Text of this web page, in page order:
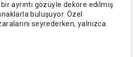
ayrıntı gözüyle dekore edilmiş
buluşuyor. Özel
seyrederken, yalnızca